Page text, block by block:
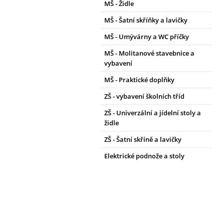
MŠ - Židle
MŠ - Šatní skříňky a lavičky
MŠ - Umývárny a WC příčky
MŠ - Molitanové stavebnice a
vybavení
MŠ - Praktické doplňky
ZŠ - vybavení školních tříd
ZŠ - Univerzální a jídelní stoly a
židle
ZŠ - Šatní skříně a lavičky
Elektrické podnože a stoly